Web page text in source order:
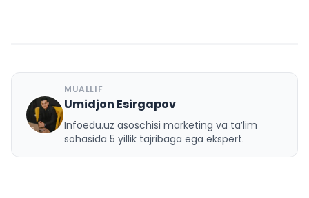
U
MUALLIF
Umidjon Esirgapov
Infoedu.uz asoschisi marketing va ta’lim
sohasida 5 yillik tajribaga ega ekspert.